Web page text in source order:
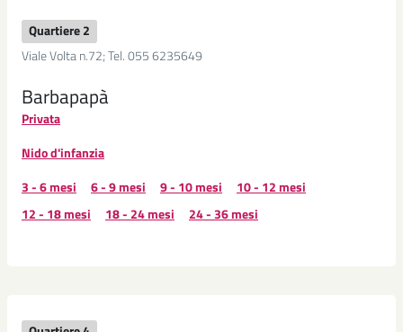
Quartiere 2
Viale Volta n.72; Tel. 055 6235649
Barbapapà
Privata
Nido d'infanzia
3 - 6 mesi
6 - 9 mesi 9 - 10 mesi
10 - 12 mesi
12 - 18 mesi
18 - 24 mesi 24 - 36 mesi